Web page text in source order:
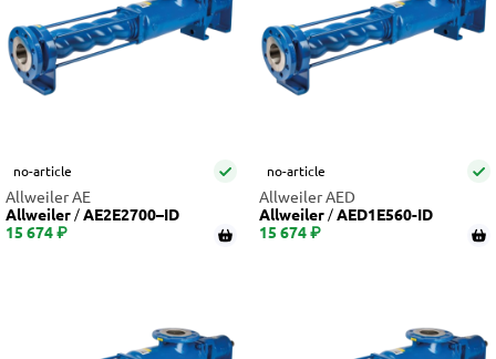
no-article
Allweiler AE
Allweiler
AE2E2700–ID
15 674 ₽
no-article
Allweiler AED
Allweiler
AED1E560-ID
15 674 ₽